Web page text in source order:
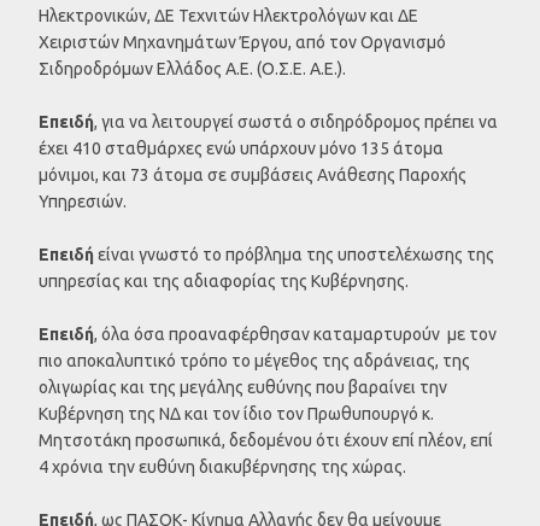
Ηλεκτρονικών, ΔΕ Τεχνιτών Ηλεκτρολόγων και ΔΕ
Χειριστών Μηχανημάτων Έργου, από τον Οργανισμό
Σιδηροδρόμων Ελλάδος Α.Ε. (Ο.Σ.Ε. Α.Ε.).
Επειδή, για να λειτουργεί σωστά ο σιδηρόδρομος πρέπει να
έχει 410 σταθμάρχες ενώ υπάρχουν μόνο 135 άτομα
μόνιμοι, και 73 άτομα σε συμβάσεις Ανάθεσης Παροχής
Υπηρεσιών.
Επειδή είναι γνωστό το πρόβλημα της υποστελέχωσης της
υπηρεσίας και της αδιαφορίας της Κυβέρνησης.
Επειδή, όλα όσα προαναφέρθησαν καταμαρτυρούν με τον
πιο αποκαλυπτικό τρόπο το μέγεθος της αδράνειας, της
ολιγωρίας και της μεγάλης ευθύνης που βαραίνει την
Κυβέρνηση της ΝΔ και τον ίδιο τον Πρωθυπουργό κ.
Μητσοτάκη προσωπικά, δεδομένου ότι έχουν επί πλέον, επί
4 χρόνια την ευθύνη διακυβέρνησης της χώρας.
Επειδή, ως ΠΑΣΟΚ- Κίνημα Αλλαγής δεν θα μείνουμε